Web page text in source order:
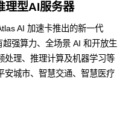
理型AI服务器
AI 加速卡推出的新一代
强算力、全场景 AI 和开放生
处理、推理计算及机器学习等
安城市、智慧交通、智慧医疗